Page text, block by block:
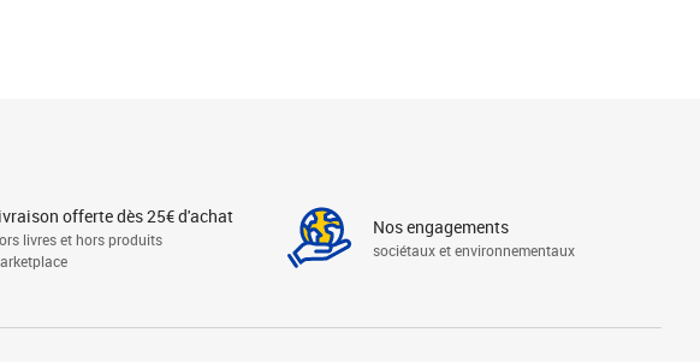
offerte dès 25€ d'achat
livres et hors produits
Nos engagements
sociétaux et environnementaux